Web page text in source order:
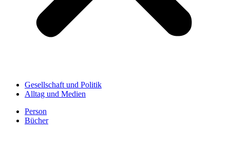
Gesellschaft und Politik
Alltag und Medien
Person
Bücher